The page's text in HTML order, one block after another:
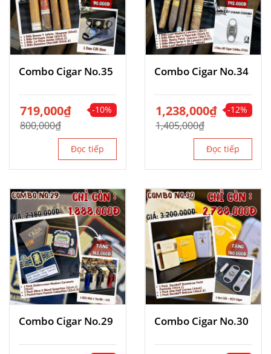
Combo Cigar No.35
800,000₫
Giá
gốc
là:
800,000₫.
719,000₫
Giá
hiện
tại
-10%
Đọc tiếp
Combo Cigar No.34
1,405,000₫
Giá
gốc
là:
1,405,000₫.
1,238,000₫
Giá
hiện
tại
-12%
Đọc tiếp
Combo Cigar No.29 Combo Cigar No.30